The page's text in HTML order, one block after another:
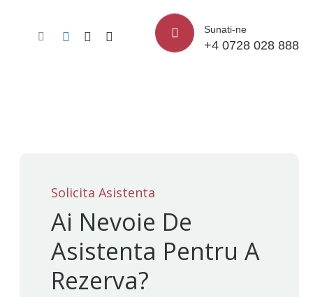
Sunati-ne
+4 0728 028 888
Solicita Asistenta
Ai Nevoie De
Asistenta Pentru A
Rezerva?